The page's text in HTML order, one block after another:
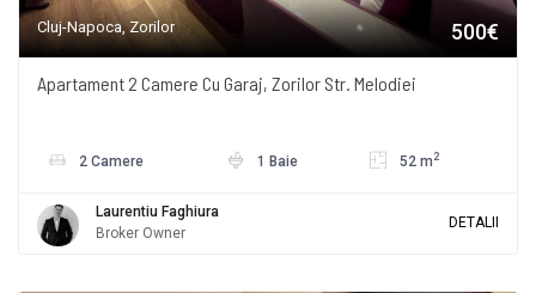
Cluj-Napoca, Zorilor 500€
Apartament 2 Camere Cu Garaj, Zorilor Str. Melodiei
2 Camere 1 Baie 52 m 2
Laurentiu Faghiura
Broker Owner
DETALII